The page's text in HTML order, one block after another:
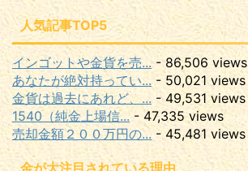
人気記事TOP5
インゴットや金貨を売... - 86,506 views
あなたが絶対持ってい... - 50,021 views
金貨は過去にあれど、... - 49,531 views
1540（純金上場信... - 47,335 views
売却金額２００万円の... - 45,481 views
金が大注目されている理由